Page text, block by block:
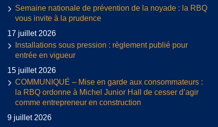
Semaine nationale de prévention de la noyade : la RBQ
vous invite à la prudence
17 juillet 2026
Installations sous pression : règlement publié pour
entrée en vigueur
15 juillet 2026
COMMUNIQUÉ – Mise en garde aux consommateurs :
la RBQ ordonne à Michel Junior Hall de cesser d’agir
comme entrepreneur en construction
9 juillet 2026